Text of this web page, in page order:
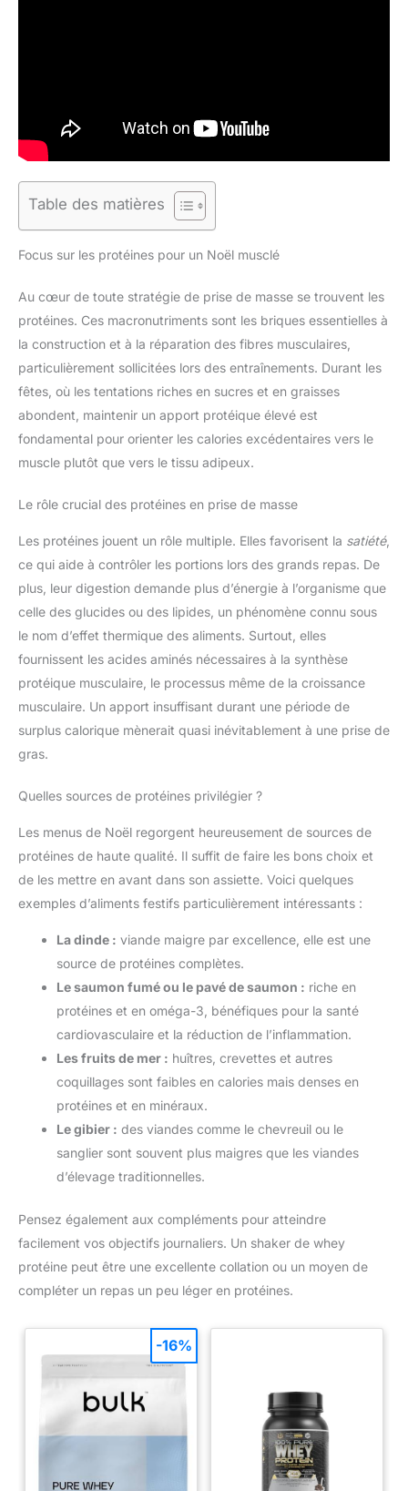
Table des matières
Focus sur les protéines pour un Noël musclé
Au cœur de toute stratégie de prise de masse se trouvent les
protéines. Ces macronutriments sont les briques essentielles à
la construction et à la réparation des fibres musculaires,
particulièrement sollicitées lors des entraînements. Durant les
fêtes, où les tentations riches en sucres et en graisses
abondent, maintenir un apport protéique élevé est
fondamental pour orienter les calories excédentaires vers le
muscle plutôt que vers le tissu adipeux.
Le rôle crucial des protéines en prise de masse
Les protéines jouent un rôle multiple. Elles favorisent la satiété,
ce qui aide à contrôler les portions lors des grands repas. De
plus, leur digestion demande plus d’énergie à l’organisme que
celle des glucides ou des lipides, un phénomène connu sous
le nom d’effet thermique des aliments. Surtout, elles
fournissent les acides aminés nécessaires à la synthèse
protéique musculaire, le processus même de la croissance
musculaire. Un apport insuffisant durant une période de
surplus calorique mènerait quasi inévitablement à une prise de
gras.
Quelles sources de protéines privilégier ?
Les menus de Noël regorgent heureusement de sources de
protéines de haute qualité. Il suffit de faire les bons choix et
de les mettre en avant dans son assiette. Voici quelques
exemples d’aliments festifs particulièrement intéressants :
La dinde : viande maigre par excellence, elle est une
source de protéines complètes.
Le saumon fumé ou le pavé de saumon : riche en
protéines et en oméga-3, bénéfiques pour la santé
cardiovasculaire et la réduction de l’inflammation.
Les fruits de mer : huîtres, crevettes et autres
coquillages sont faibles en calories mais denses en
protéines et en minéraux.
Le gibier : des viandes comme le chevreuil ou le
sanglier sont souvent plus maigres que les viandes
d’élevage traditionnelles.
Pensez également aux compléments pour atteindre
facilement vos objectifs journaliers. Un shaker de whey
protéine peut être une excellente collation ou un moyen de
compléter un repas un peu léger en protéines.
-16%